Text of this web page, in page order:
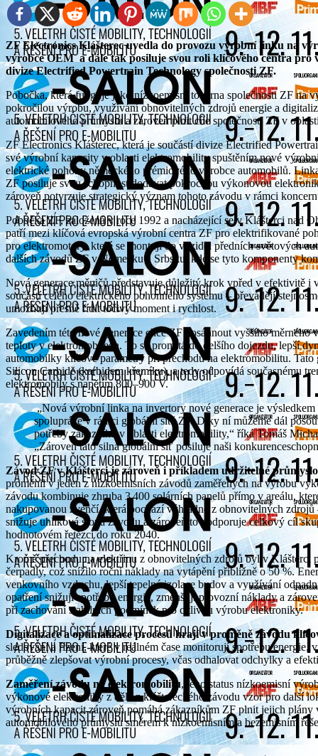
ZF Electronics Klášterec uvedla do provozu výrobní linku na výrobu nové generace měničů pro německého prémiového
výrobce OEM a dále tak posiluje svou roli klíčového centra
divize Electrified Powertrain Technology společnosti ZF.
Pobočka, která funguje jako nízkoemisní továrna společnosti ZF
pokročilou výrobu, využívání obnovitelných zdrojů energie a
automobilového průmyslu a zároveň plnit cíle společnosti ZF v
ZF Electronics Klášterec, která je součástí divize Electrified
své výrobní kapacity v oblasti elektromobility spuštěním nové
elektrické pohony německého prémiového výrobce automobilů.
ZF posiluje svou schopnost dodávat pokročilou výkonovou
zároveň potvrzuje strategický význam tohoto závodu v rámci
Pobočka ZF, založená v roce 1992 a nacházející se v Klášterci nad
patří mezi klíčová evropská výrobní centra ZF pro elektrifikované
pro elektromotory, které se montují do vozidel předních světových
dalších závodů ZF v Německu a Srbsku, kde se tyto komponenty
Nová generace měničů představuje důležitý krok vpřed v efektivitě
součástí celého elektrického pohonného systému – převádějí
umožňují přesně řídit točivý moment i rychlost.
Zavedením této nové generace chce ZF dosáhnout vyššího
teploty v elektromobilech. To se promítá do delšího dojezdu, lepší
automobilky klíčové parametry při přechodu na elektromobilitu.
Silicon Carbide (karbidem křemíku), a tedy odpovídá současnému
elektromobily s napětím 800–900 V.
„Nová výrobní linka na invertory nové generace je výsledkem dlouhodobého vývoje v našem závodě a úzké
spolupráce v rámci globální sítě ZF. Díky ní můžeme dál
potřeby zákazníků v oblasti elektromobility,“ říká Tomáš
„Zároveň tato silná globální síť posiluje naši
Závod ZF v Klášterci je zároveň i příkladem udržitelné
proměnil v jeden z nízkoemisních závodů zaměřených na výrobu
závodu kombinuje zhruba 3 400 solárních panelů přímo v areálu,
nakupovanou zvenčí, která pochází výhradně z obnovitelných
snižuje uhlíková stopa závodu a zároveň to podporuje celkový cíl
hodnotovém řetězci do roku 2040.
Kromě přechodu na elektřinu z obnovitelných zdrojů byl v Klášterci
čerpadly, což snížilo roční náklady na vytápění přibližně o 50 %.
venkovního vzduchu, lepší tepelná izolace budov a využívání
opatření snižují spotřebu energie, zmenšují provozní náklady a
při zachování stabilních podmínek pro citlivou výrobu elektroniky.
Digitalizace a optimalizace procesů hrají v proměně závodu
sledování a řízení, které v reálném čase monitorují spotřebu
průběžně zlepšovat výrobní procesy, včas odhalovat odchylky a
Zaměření závodu na elektromobilitu, jeho status nízkoemisní
výkonové elektroniky z dělá z kláštereckého závodu vzor pro další
výrobních kapacit zároveň pomáhá zákazníkům ZF plnit jejich
automobilového průmyslu směrem k nízkoemisním a bezemisním